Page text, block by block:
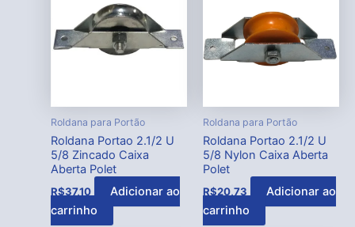
Roldana para Portão
Roldana Portao 2.1/2 U
5/8 Zincado Caixa
Aberta Polet
R$37,10
Adicionar ao
carrinho
Roldana para Portão
Roldana Portao 2.1/2 U
5/8 Nylon Caixa Aberta
Polet
R$20,73
Adicionar ao
carrinho